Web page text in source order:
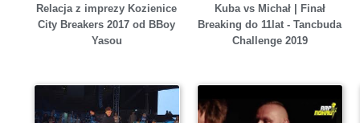
Relacja z imprezy Kozienice
City Breakers 2017 od BBoy
Yasou
Kuba vs Michał | Finał
Breaking do 11lat - Tancbuda
Challenge 2019